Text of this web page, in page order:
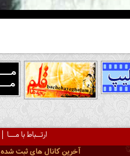
ارتــباط با مـــا
آخرین کانال های ثبت شده